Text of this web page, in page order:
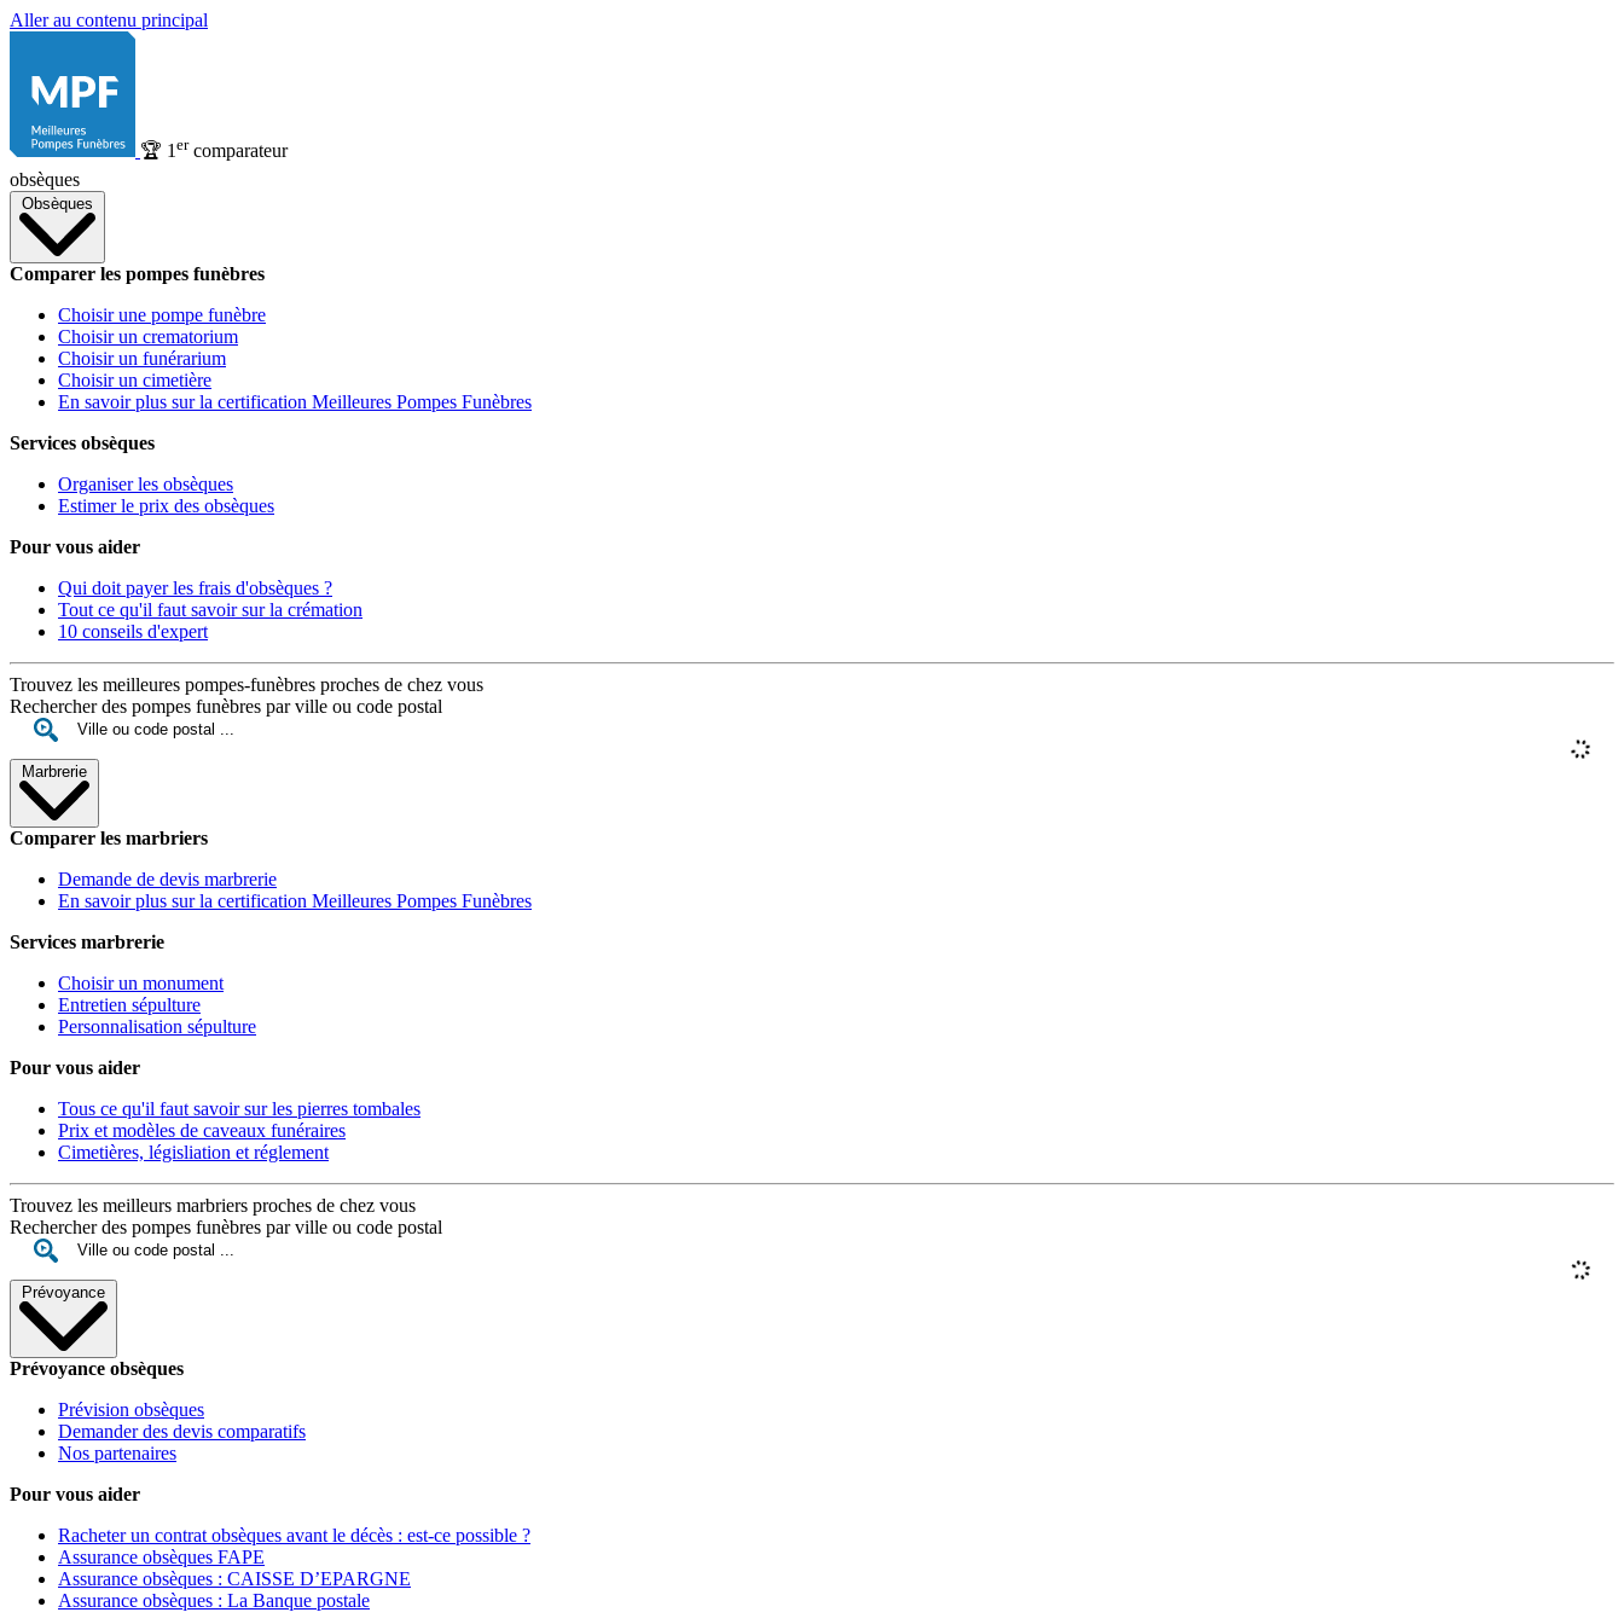
Aller au contenu principal
🏆 1 ercomparateur
obsèques
Obsèques
Comparer les pompes funèbres
Choisir une pompe funèbre
Choisir un crematorium
Choisir un funérarium
Choisir un cimetière
En savoir plus sur la certification Meilleures Pompes Funèbres
Services obsèques
Organiser les obsèques
Estimer le prix des obsèques
Pour vous aider
Qui doit payer les frais d'obsèques ?
Tout ce qu'il faut savoir sur la crémation
10 conseils d'expert
Trouvez les meilleures pompes-funèbres proches de chez vous
Rechercher des pompes funèbres par ville ou code postal
Marbrerie
Comparer les marbriers
Demande de devis marbrerie
En savoir plus sur la certification Meilleures Pompes Funèbres
Services marbrerie
Choisir un monument
Entretien sépulture
Personnalisation sépulture
Pour vous aider
Tous ce qu'il faut savoir sur les pierres tombales
Prix et modèles de caveaux funéraires
Cimetières, législiation et réglement
Trouvez les meilleurs marbriers proches de chez vous
Rechercher des pompes funèbres par ville ou code postal
Prévoyance
Prévoyance obsèques
Prévision obsèques
Demander des devis comparatifs
Nos partenaires
Pour vous aider
Racheter un contrat obsèques avant le décès : est-ce possible ?
Assurance obsèques FAPE
Assurance obsèques : CAISSE D’EPARGNE
Assurance obsèques : La Banque postale